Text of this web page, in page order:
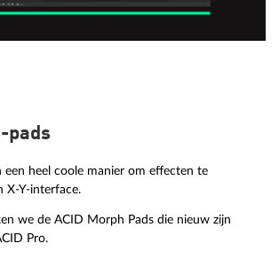
pads
een heel coole manier om effecten te
X-Y-interface.
we de ACID Morph Pads die nieuw zijn
Pro.